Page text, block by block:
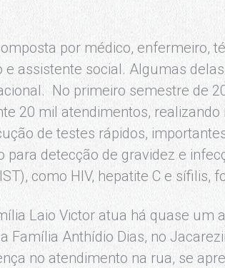
por médico, enfermeiro,
e assistente social. Algumas
No primeiro semestre de
20 mil atendimentos,
de testes rápidos,
para detecção de gravidez e
como HIV, hepatite C e sífilis,
Laio Victor atua há quase um
Família Anthídio Dias, no
no atendimento na rua, se